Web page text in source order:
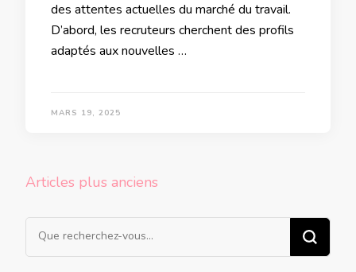
des attentes actuelles du marché du travail.
D’abord, les recruteurs cherchent des profils
adaptés aux nouvelles …
MARS 19, 2025
Navigation
articles
Articles plus anciens
Vous
recherchiez